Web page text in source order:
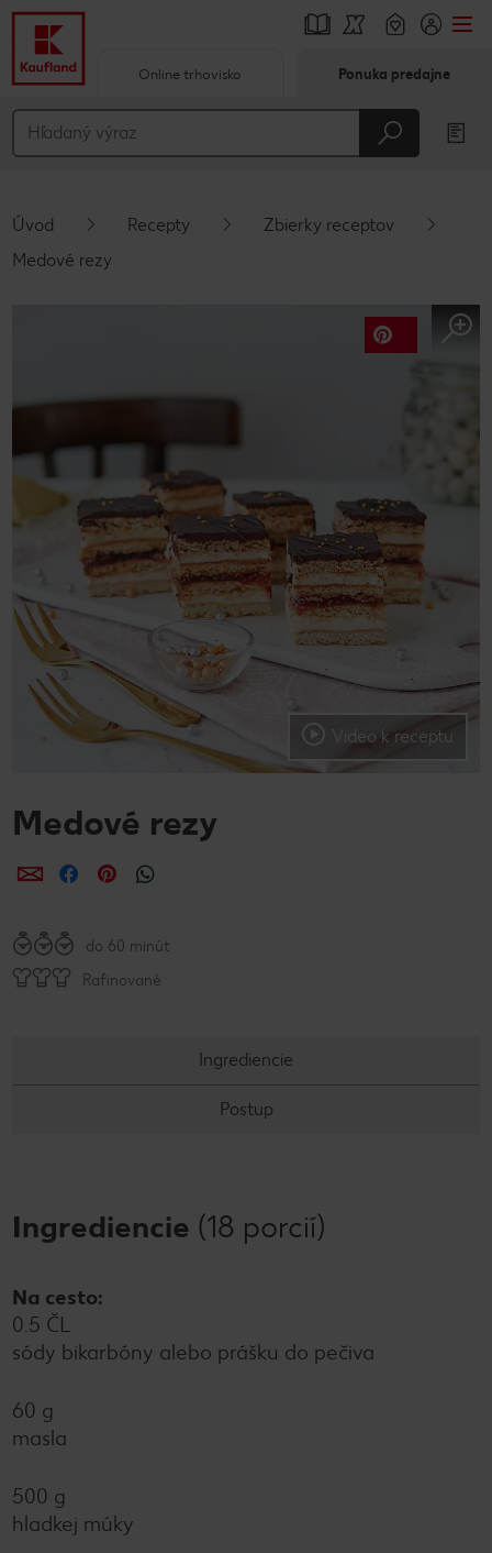
Hlavný obsah
Vyskakovací bočný panel
Online trhovisko Ponuka predajne
Úvod Recepty
Zbierky receptov
Medové rezy
Video k receptu
Medové rezy
ZdieľaťZdieľaťZdieľať
do 60 minút
Rafinované
Ingrediencie
Postup
Ingrediencie (18 porcií)
Na cesto:
0.5 ČL
sódy bikarbóny alebo prášku do pečiva
60 g
masla
500 g
hladkej múky